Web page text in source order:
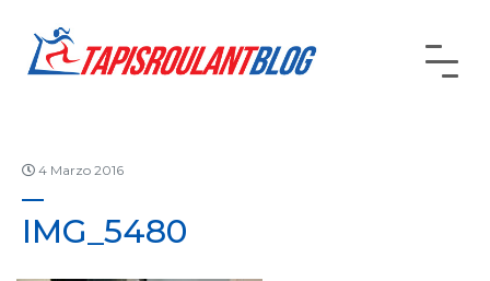
4 Marzo 2016
IMG_5480